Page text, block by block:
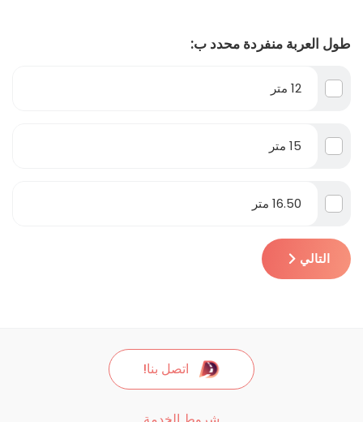
طول العربة منفردة محدد ب:
12 متر
15 متر
16.50 متر
التالي
اتصل بنا!